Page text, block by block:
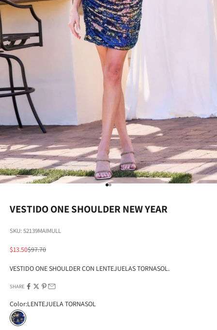
Go to item 1
Go to item 2
VESTIDO ONE SHOULDER NEW YEAR
SKU: 52139MAIMULL
Sale price
$13.50Regular price
$97.70
VESTIDO ONE SHOULDER CON LENTEJUELAS TORNASOL.
SHARE
Color:LENTEJUELA TORNASOL
LENTEJUELA TORNASOL